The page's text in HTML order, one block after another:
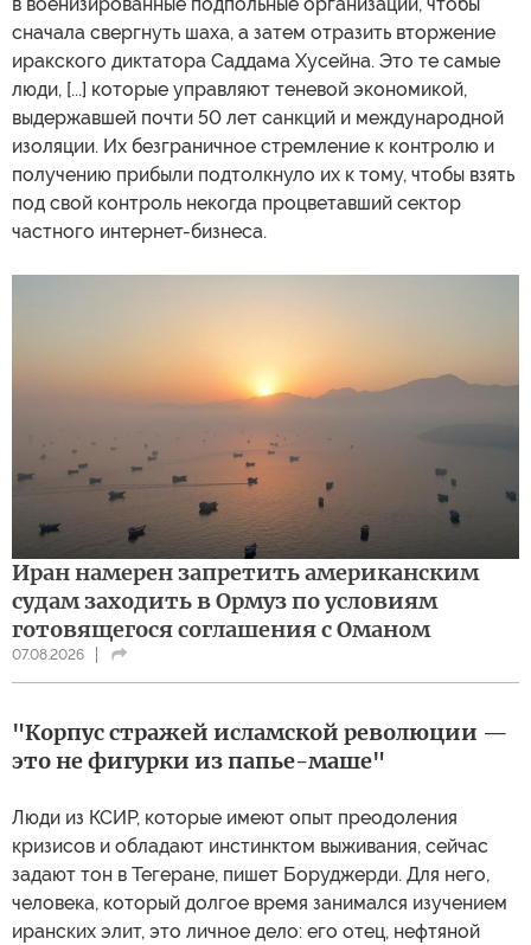
сначала свергнуть шаха, а затем отразить вторжение
иракского диктатора Саддама Хусейна. Это те самые
люди, [...] которые управляют теневой экономикой,
выдержавшей почти 50 лет санкций и международной
изоляции. Их безграничное стремление к контролю и
получению прибыли подтолкнуло их к тому, чтобы взять
под свой контроль некогда процветавший сектор
частного интернет-бизнеса.
Иран намерен запретить американским
судам заходить в Ормуз по условиям
готовящегося соглашения с Оманом
07.08.2026
"Корпус стражей исламской революции —
это не фигурки из папье-маше"
Люди из КСИР, которые имеют опыт преодоления
кризисов и обладают инстинктом выживания, сейчас
задают тон в Тегеране, пишет Боруджерди. Для него,
человека, который долгое время занимался изучением
иранских элит, это личное дело: его отец, нефтяной